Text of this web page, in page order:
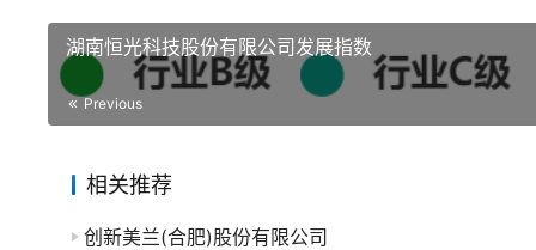
湖南恒光科技股份有限公司发展指数
Previous
相关推荐
创新美兰(合肥)股份有限公司